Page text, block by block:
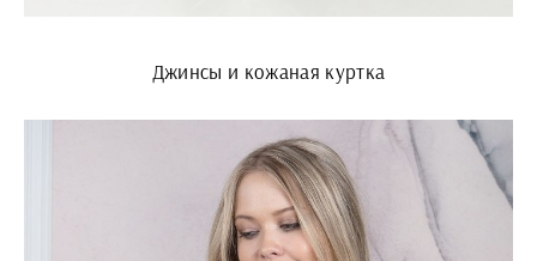
Джинсы и кожаная куртка